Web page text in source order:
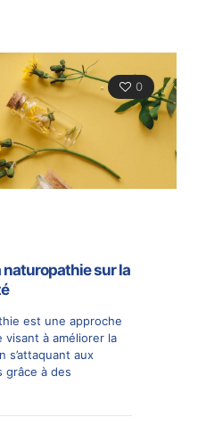
0
naturopathie sur la
est une approche
à améliorer la
s’attaquant aux
grâce à des